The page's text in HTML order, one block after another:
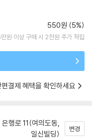
550원 (5%)
원 이상 구매 시 2천원 추가 적립
결제 혜택을 확인하세요
행로 11(여의도동,
일신빌딩)
변경